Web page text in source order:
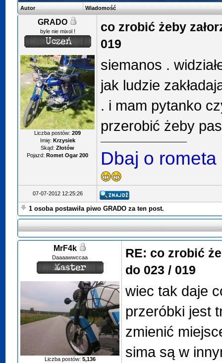
Autor Wiadomość
GRADO
byle nie mixol !
Liczba postów:209
Imię: Krzysiek
Skąd: Złotów
Pojazd: Romet Ogar 200
co zrobić żeby
019
siemanos .
jak ludzie
. i mam pytanko
przerobić żeby
Dbaj o
07-07-2012 12:25:26
1 osoba postawiła piwo GRADO za ten post.
MrF4k
Daaaawwccaa
Liczba postów: 5,136
RE: co zrobić
do 023 / 019
wiec tak daje
przeróbki jest
zmienić
sima są w